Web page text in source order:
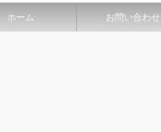
ホーム お問い合わせ